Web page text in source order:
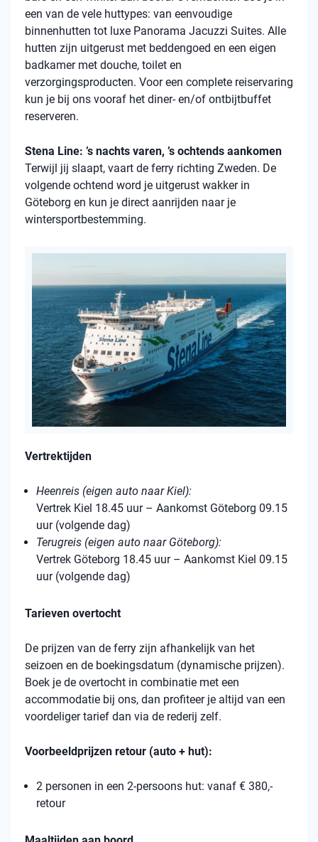
een van de vele huttypes: van eenvoudige
binnenhutten tot luxe Panorama Jacuzzi Suites. Alle
hutten zijn uitgerust met beddengoed en een eigen
badkamer met douche, toilet en
verzorgingsproducten. Voor een complete reiservaring
kun je bij ons vooraf het diner- en/of ontbijtbuffet
reserveren.
Stena Line: ’s nachts varen, ’s ochtends aankomen
Terwijl jij slaapt, vaart de ferry richting Zweden. De
volgende ochtend word je uitgerust wakker in
Göteborg en kun je direct aanrijden naar je
wintersportbestemming.
Vertrektijden
Heenreis (eigen auto naar Kiel):
Vertrek Kiel 18.45 uur – Aankomst Göteborg 09.15
uur (volgende dag)
Terugreis (eigen auto naar Göteborg):
Vertrek Göteborg 18.45 uur – Aankomst Kiel 09.15
uur (volgende dag)
Tarieven overtocht
De prijzen van de ferry zijn afhankelijk van het
seizoen en de boekingsdatum (dynamische prijzen).
Boek je de overtocht in combinatie met een
accommodatie bij ons, dan profiteer je altijd van een
voordeliger tarief dan via de rederij zelf.
Voorbeeldprijzen retour (auto + hut):
2 personen in een 2-persoons hut: vanaf € 380,-
retour